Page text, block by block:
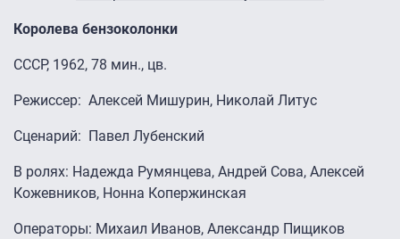
Королева бензоколонки
СССР, 1962, 78 мин., цв.
Режиссер: Алексей Мишурин, Николай Литус
Сценарий: Павел Лубенский
В ролях: Надежда Румянцева, Андрей Сова, Алексей
Кожевников, Нонна Копержинская
Операторы: Михаил Иванов, Александр Пищиков